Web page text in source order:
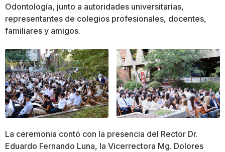
Odontología, junto a autoridades universitarias,
representantes de colegios profesionales, docentes,
familiares y amigos.
La ceremonia contó con la presencia del Rector Dr.
Eduardo Fernando Luna, la Vicerrectora Mg. Dolores